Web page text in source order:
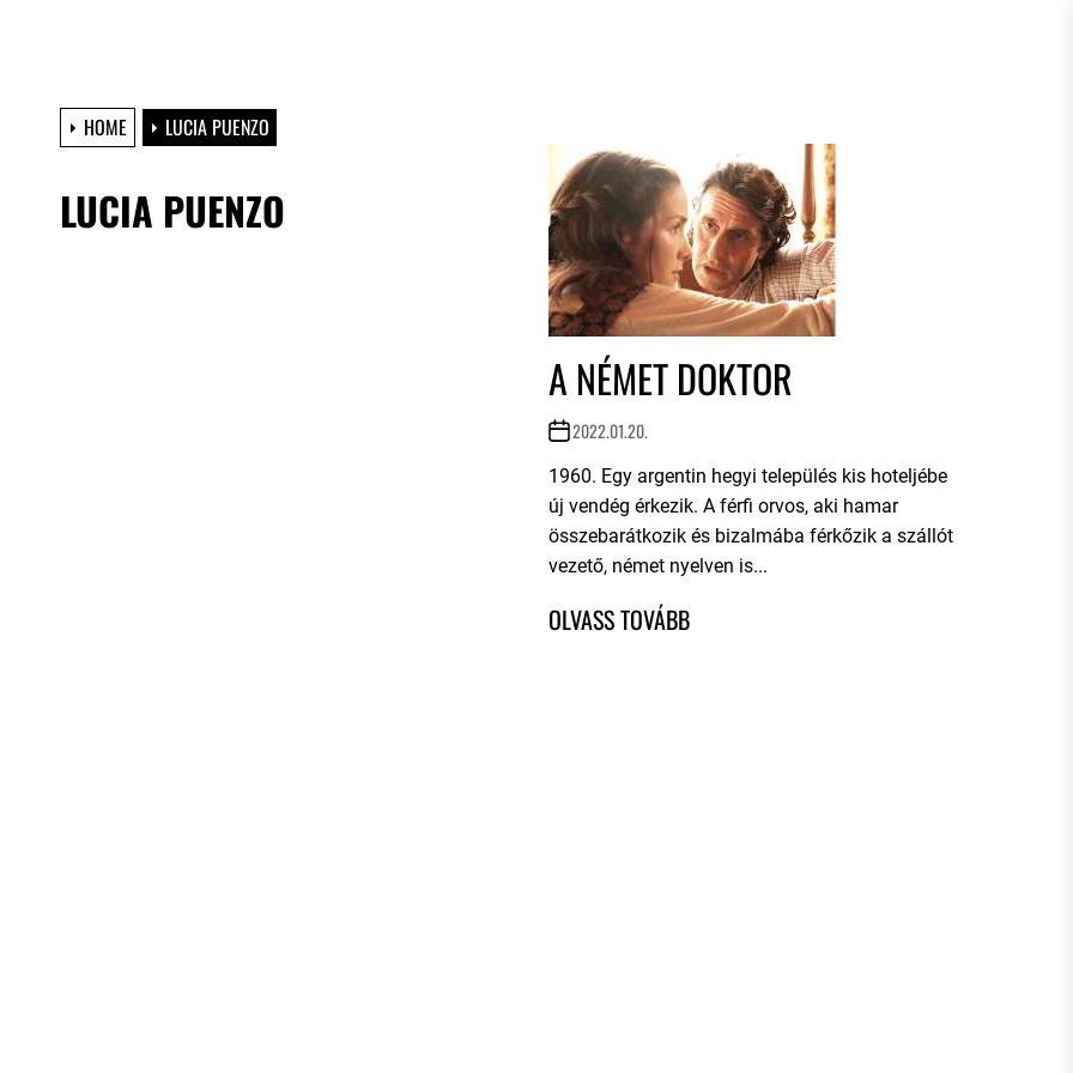
HOME LUCIA PUENZO
LUCIA PUENZO
A NÉMET DOKTOR
2022.01.20.
1960. Egy argentin hegyi település kis hoteljébe
új vendég érkezik. A férfi orvos, aki hamar
összebarátkozik és bizalmába férkőzik a szállót
vezető, német nyelven is...